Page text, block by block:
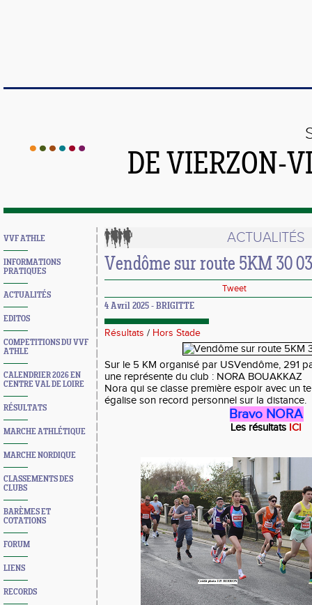
DE VIERZON-
VVF ATHLE
INFORMATIONS
PRATIQUES
ACTUALITÉS
EDITOS
COMPETITIONS DU VVF
ATHLE
CALENDRIER 2026 EN
CENTRE VAL DE LOIRE
RÉSULTATS
MARCHE ATHLÉTIQUE
MARCHE NORDIQUE
CLASSEMENTS DES
CLUBS
BARÈMES ET
COTATIONS
FORUM
LIENS
RECORDS
ACTUALITÉS
Vendôme sur route 5KM 30
Tweet
4 Avril 2025 - BRIGITTE
Résultats / Hors Stade
Sur le 5 KM organisé par USVendôme, 291
une représente du club : NORA BOUAKKAZ
Nora qui se classe première espoir avec un
égalise son record personnel sur la distance.
Bravo NORA
Les résultats ICI